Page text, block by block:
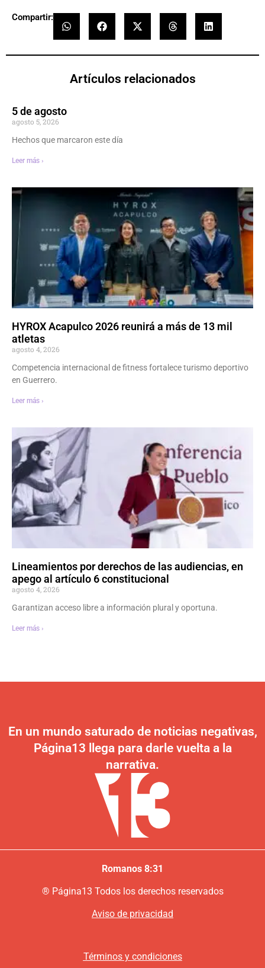
Compartir:
Artículos relacionados
5 de agosto
agosto 5, 2026
Hechos que marcaron este día
Leer más ›
HYROX Acapulco 2026 reunirá a más de 13 mil
atletas
agosto 4, 2026
Competencia internacional de fitness fortalece turismo deportivo
en Guerrero.
Leer más ›
Lineamientos por derechos de las audiencias, en
apego al artículo 6 constitucional
agosto 4, 2026
Garantizan acceso libre a información plural y oportuna.
Leer más ›
En un mundo saturado de noticias negativas,
Página13 llega para darle vuelta a la
narrativa.
Romanos 8:31
® Página13 Todos los derechos reservados
Aviso de privacidad
Términos y condiciones